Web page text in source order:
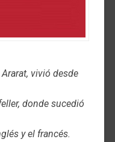
vivió desde
donde sucedió
y el francés.